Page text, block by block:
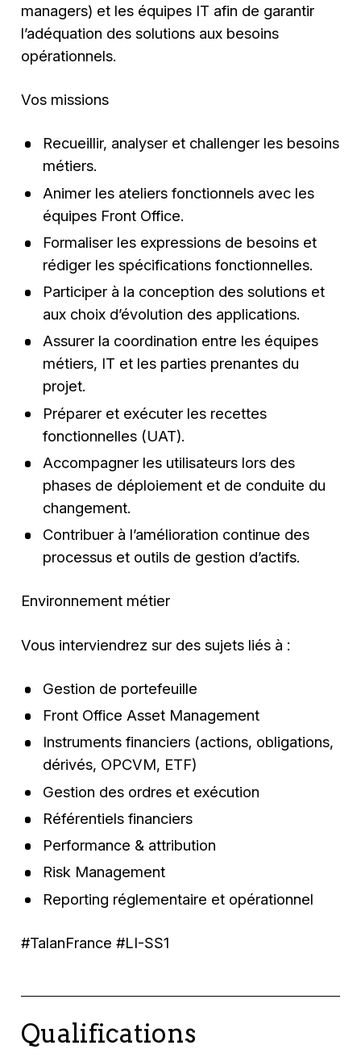
managers) et les équipes IT afin de garantir
l’adéquation des solutions aux besoins
opérationnels.
Vos missions
Recueillir, analyser et challenger les besoins
métiers.
Animer les ateliers fonctionnels avec les
équipes Front Office.
Formaliser les expressions de besoins et
rédiger les spécifications fonctionnelles.
Participer à la conception des solutions et
aux choix d’évolution des applications.
Assurer la coordination entre les équipes
métiers, IT et les parties prenantes du
projet.
Préparer et exécuter les recettes
fonctionnelles (UAT).
Accompagner les utilisateurs lors des
phases de déploiement et de conduite du
changement.
Contribuer à l’amélioration continue des
processus et outils de gestion d’actifs.
Environnement métier
Vous interviendrez sur des sujets liés à :
Gestion de portefeuille
Front Office Asset Management
Instruments financiers (actions, obligations,
dérivés, OPCVM, ETF)
Gestion des ordres et exécution
Référentiels financiers
Performance & attribution
Risk Management
Reporting réglementaire et opérationnel
#TalanFrance #LI-SS1
Qualifications